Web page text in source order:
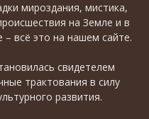
мироздания, мистика,
на Земле и в
всё это на нашем сайте.
свидетелем
трактования в силу
развития.